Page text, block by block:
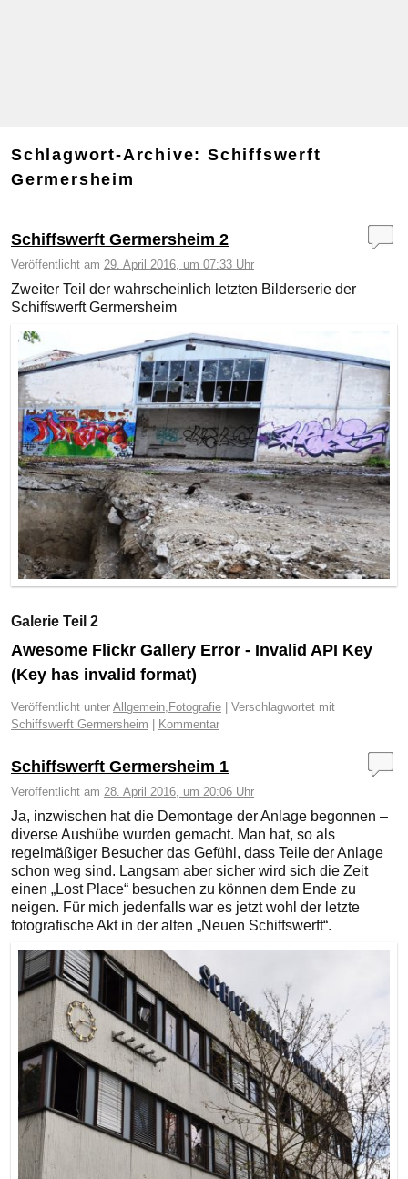
Schlagwort-Archive:Schiffswerft
Germersheim
Schiffswerft Germersheim 2
Veröffentlicht am 29. April 2016, um 07:33 Uhr
Zweiter Teil der wahrscheinlich letzten Bilderserie der
Schiffswerft Germersheim
Galerie Teil 2
Awesome Flickr Gallery Error - Invalid API Key
(Key has invalid format)
Veröffentlicht unter Allgemein, Fotografie
Verschlagwortet mit
Schiffswerft Germersheim
Kommentar
Schiffswerft Germersheim 1
Veröffentlicht am 28. April 2016, um 20:06 Uhr
Ja, inzwischen hat die Demontage der Anlage begonnen –
diverse Aushübe wurden gemacht. Man hat, so als
regelmäßiger Besucher das Gefühl, dass Teile der Anlage
schon weg sind. Langsam aber sicher wird sich die Zeit
einen „Lost Place“ besuchen zu können dem Ende zu
neigen. Für mich jedenfalls war es jetzt wohl der letzte
fotografische Akt in der alten „Neuen Schiffswerft“.